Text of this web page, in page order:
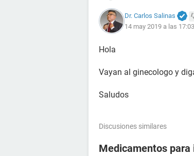
Dr. Carlos Salinas
14 may 2019 a las 17:03
Hola
Vayan al ginecologo y
Saludos
Discusiones similares
Medicamentos para